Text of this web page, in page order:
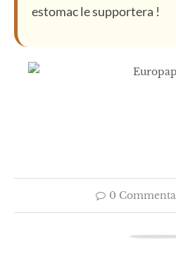
estomac le supportera !
0